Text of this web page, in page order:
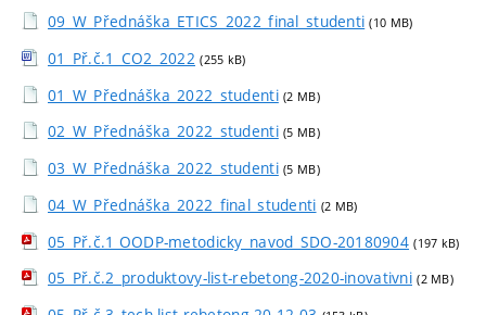
09_W_Přednáška_ETICS_2022_final_studenti (10 MB)
01_Př.č.1_CO2_2022 (255 kB)
01_W_Přednáška_2022_studenti (2 MB)
02_W_Přednáška_2022_studenti (5 MB)
03_W_Přednáška_2022_studenti (5 MB)
04_W_Přednáška_2022_final_studenti (2 MB)
05_Př.č.1 OODP-metodicky_navod_SDO-20180904 (197 kB)
05_Př.č.2_produktovy-list-rebetong-2020-inovativni (2 MB)